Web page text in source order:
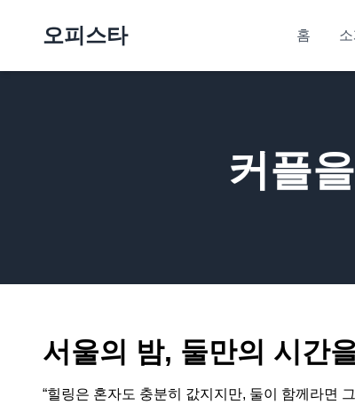
오피스타 홈 소
커플
서울의 밤, 둘만의 시간
“힐링은 혼자도 충분히 값지지만, 둘이 함께라면